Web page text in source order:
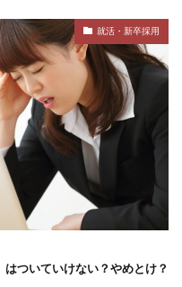
就活・新卒採用
ついていけない？やめとけ？